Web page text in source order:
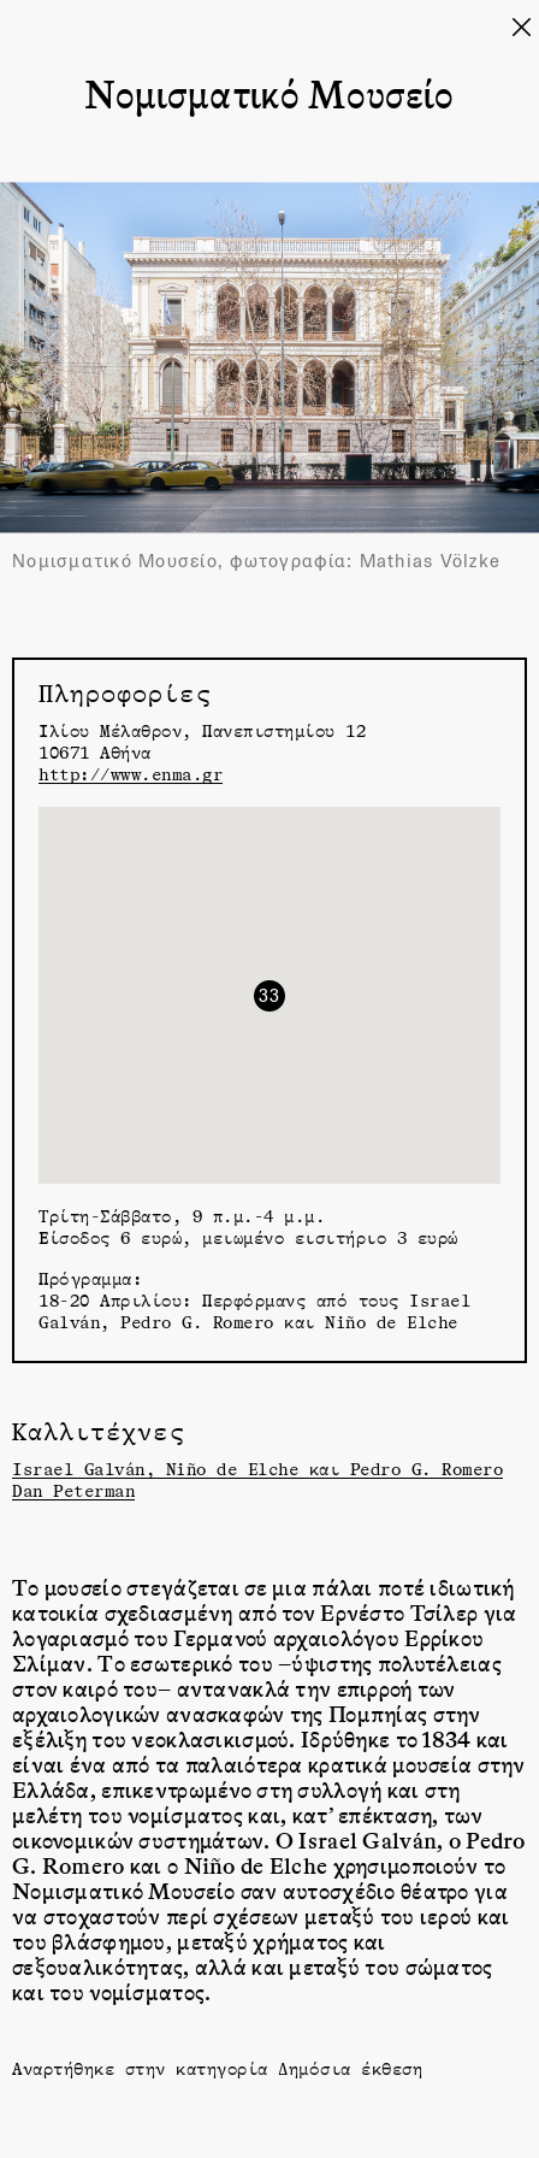
Νομισματικό Μουσείο
Νομισματικό Μουσείο, φωτογραφία: Mathias Völzke
Πληροφορίες
Ιλίου Μέλαθρον, Πανεπιστημίου 12
10671 Αθήνα
http://www.enma.gr
33
Τρίτη-Σάββατο, 9 π.μ.-4 μ.μ.
Είσοδος 6 ευρώ, μειωμένο εισιτήριο 3 ευρώ
Πρόγραμμα:
18-20 Απριλίου: Περφόρμανς από τους Israel
Galván, Pedro G. Romero και Niño de Elche
Καλλιτέχνες
Israel Galván, Niño de Elche και Pedro G. Romero
Dan Peterman
Το μουσείο στεγάζεται σε μια πάλαι ποτέ ιδιωτική
κατοικία σχεδιασμένη από τον Ερνέστο Τσίλερ για
λογαριασμό του Γερμανού αρχαιολόγου Ερρίκου
Σλίμαν. Το εσωτερικό του –ύψιστης πολυτέλειας
στον καιρό του– αντανακλά την επιρροή των
αρχαιολογικών ανασκαφών της Πομπηίας στην
εξέλιξη του νεοκλασικισμού. Ιδρύθηκε το 1834 και
είναι ένα από τα παλαιότερα κρατικά μουσεία στην
Ελλάδα, επικεντρωμένο στη συλλογή και στη
μελέτη του νομίσματος και, κατ’ επέκταση, των
οικονομικών συστημάτων. O Israel Galván, o Pedro
G. Romero και ο Niño de Elche χρησιμοποιούν το
Νομισματικό Μουσείο σαν αυτοσχέδιο θέατρο για
να στοχαστούν περί σχέσεων μεταξύ του ιερού και
του βλάσφημου, μεταξύ χρήματος και
σεξουαλικότητας, αλλά και μεταξύ του σώματος
και του νομίσματος.
Αναρτήθηκε στην κατηγορία Δημόσια έκθεση